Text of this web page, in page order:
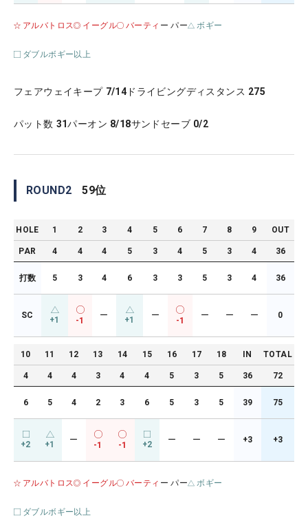
アルバトロス イーグル バーティ ー パー ボギー
ダブルボギー以上
フェアウェイキープ 7/14 ドライビングディスタンス 275
パット数 31パーオン 8/18サンドセーブ 0/2
ROUND2 59位
HOLE 1 2 3 4 5 6 7 8 9 OUT
PAR 4 4 4 5 3 4 5 3 4 36
打数 5 3 4 6 3 3 5 3 4 36
SC +1 -1
ー +1 ー
-1
ー ー ー 0
10 11 12 13 14 15 16 17 18 IN TOTAL
4 4 4 3 4 4 5 3 5 36 72
6 5 4 2 3 6 5 3 5 39 75
+2 +1 ー
-1 -1 +2 ー ー ー +3 +3
アルバトロス イーグル バーティ ー パー ボギー
ダブルボギー以上